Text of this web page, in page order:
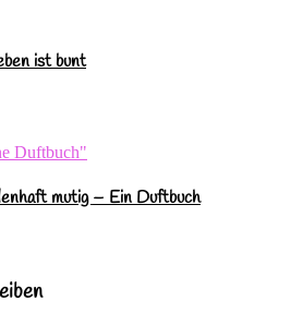
ist bunt
mutig – Ein Duftbuch